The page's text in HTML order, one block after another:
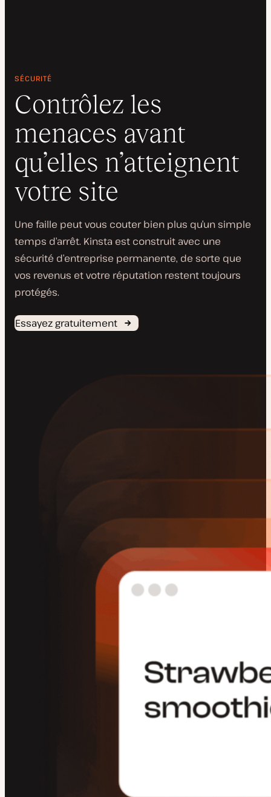
SÉCURITÉ
Contrôlez les
menaces avant
qu’elles n’atteignent
votre site
Une faille peut vous couter bien plus qu’un simple
temps d’arrêt. Kinsta est construit avec une
sécurité d’entreprise permanente, de sorte que
vos revenus et votre réputation restent toujours
protégés.
Essayez gratuitement